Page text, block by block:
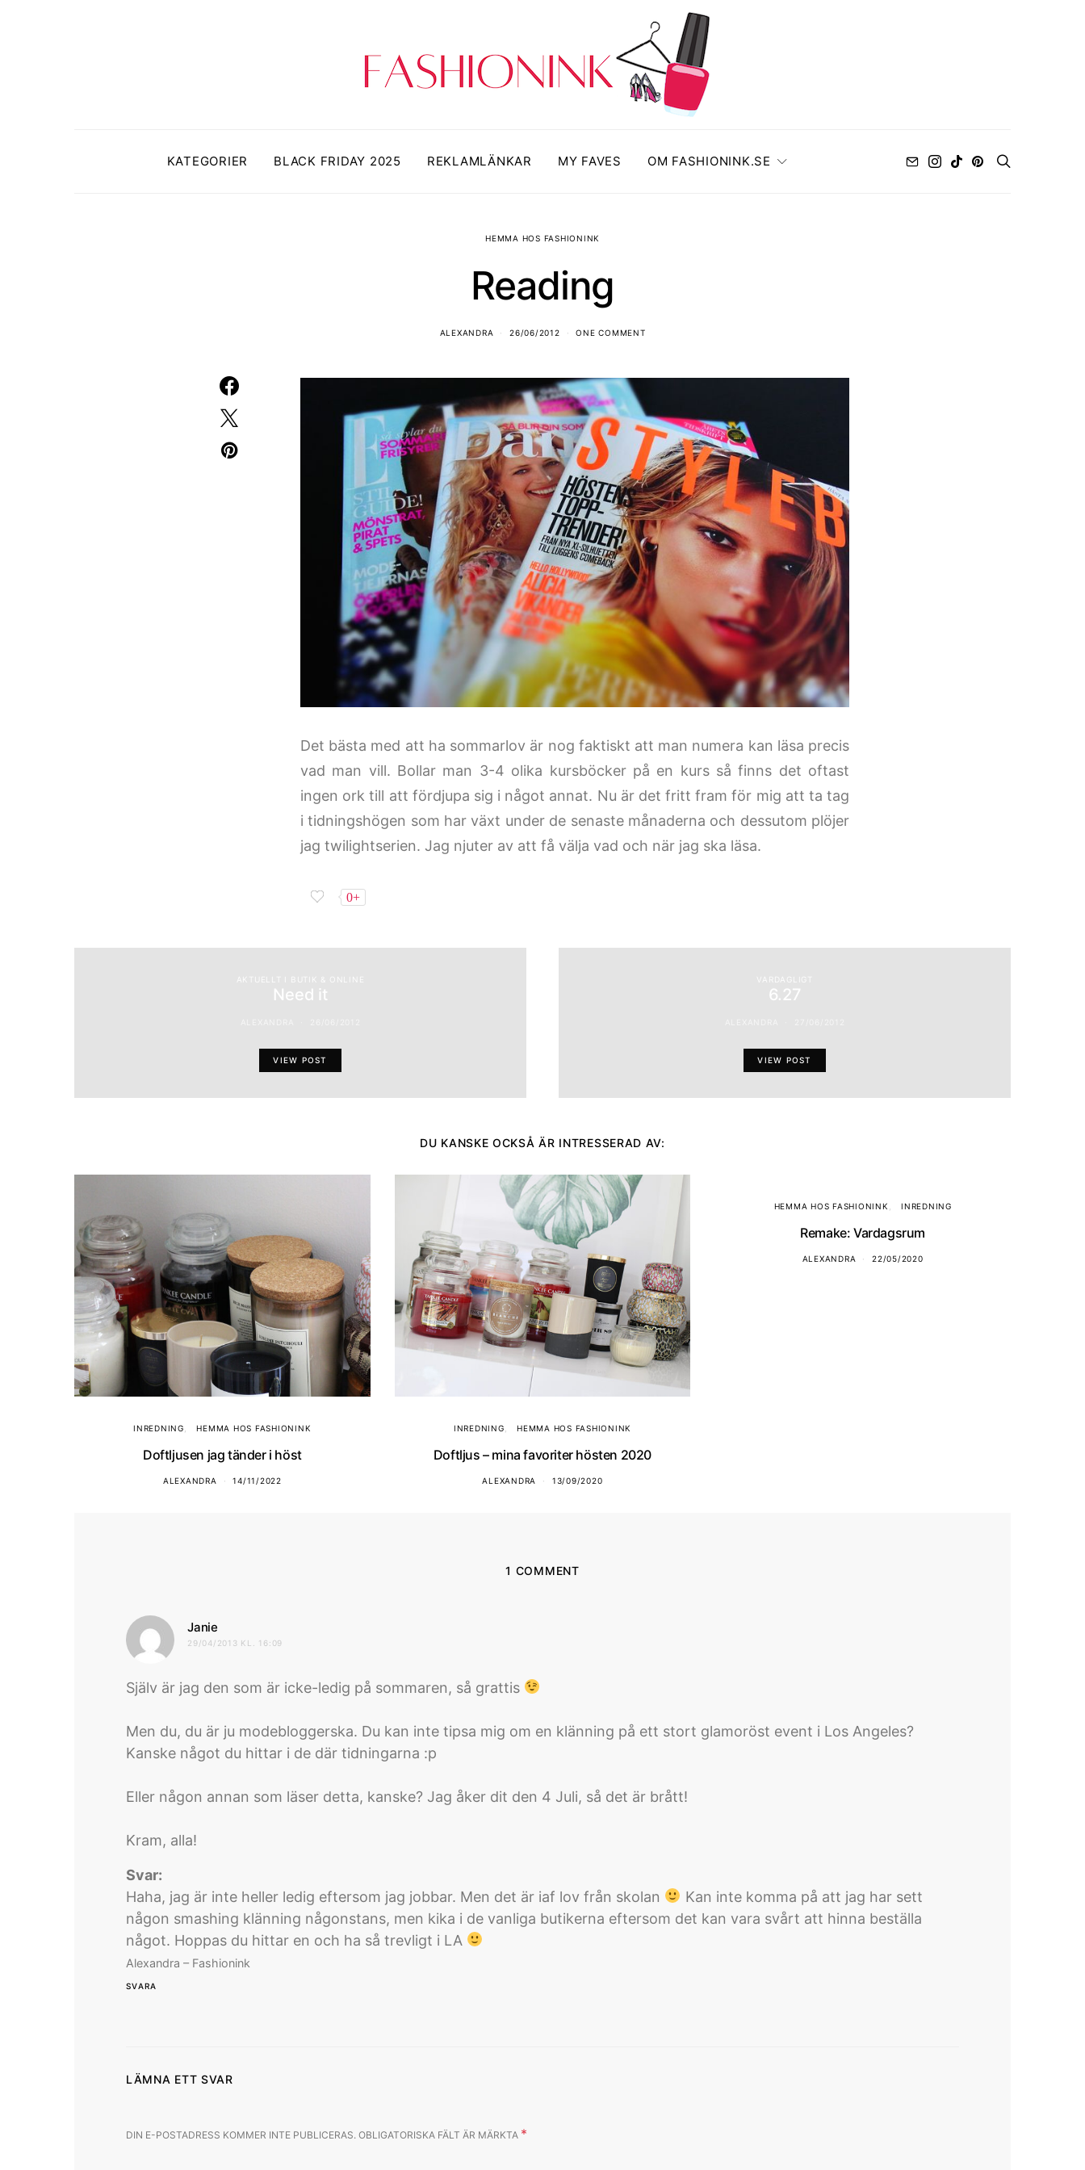
KATEGORIER BLACK FRIDAY 2025 REKLAMLÄNKAR MY FAVES OM FASHIONINK.SE
HEMMA HOS FASHIONINK
Reading
ALEXANDRA 26/06/2012 ONE COMMENT
Det bästa med att ha sommarlov är nog faktiskt att man numera kan läsa precis
vad man vill. Bollar man 3-4 olika kursböcker på en kurs så finns det oftast
ingen ork till att fördjupa sig i något annat. Nu är det fritt fram för mig att ta tag
i tidningshögen som har växt under de senaste månaderna och dessutom plöjer
jag twilightserien. Jag njuter av att få välja vad och när jag ska läsa.
0+
AKTUELLT I BUTIK & ONLINE
Need it
VIEW POST
VARDAGLIGT
6.27
VIEW POST
DU KANSKE OCKSÅ ÄR INTRESSERAD AV:
INREDNING HEMMA HOS FASHIONINK
Doftljusen jag tänder i höst
ALEXANDRA 14/11/2022
INREDNING HEMMA HOS FASHIONINK
Doftljus – mina favoriter hösten 2020
ALEXANDRA 13/09/2020
HEMMA HOS FASHIONINK INREDNING
Remake: Vardagsrum
ALEXANDRA 22/05/2020
1 COMMENT
Janie
29/04/2013 KL. 16:09
Själv är jag den som är icke-ledig på sommaren, så grattis
Men du, du är ju modebloggerska. Du kan inte tipsa mig om en klänning på ett stort glamoröst event i Los Angeles?
Kanske något du hittar i de där tidningarna :p
Eller någon annan som läser detta, kanske? Jag åker dit den 4 Juli, så det är brått!
Kram, alla!
Svar:
Haha, jag är inte heller ledig eftersom jag jobbar. Men det är iaf lov från skolan
Kan inte komma på att jag har sett
någon smashing klänning någonstans, men kika i de vanliga butikerna eftersom det kan vara svårt att hinna beställa
något. Hoppas du hittar en och ha så trevligt i LA
Alexandra – Fashionink
SVARA
LÄMNA ETT SVAR
DIN E-POSTADRESS KOMMER INTE PUBLICERAS. OBLIGATORISKA FÄLT ÄR MÄRKTA *